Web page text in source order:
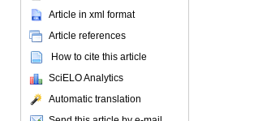
Article in xml format
Article references
How to cite this article
SciELO Analytics
Automatic translation